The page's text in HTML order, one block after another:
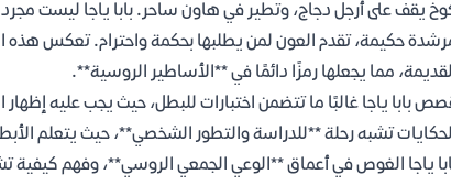
يقف على أرجل دجاج، وتطير في هاون ساحر. بابا ياجا ليست
حكيمة، تقدم العون لمن يطلبها بحكمة واحترام. تعكس هذه
مما يجعلها رمزًا دائمًا في **الأساطير الروسية**.
بابا ياجا غالبًا ما تتضمن اختبارات للبطل، حيث يجب عليه
تشبه رحلة **للدراسة والتطور الشخصي**، حيث يتعلم
ياجا الغوص في أعماق **الوعي الجمعي الروسي**، وفهم كيفية